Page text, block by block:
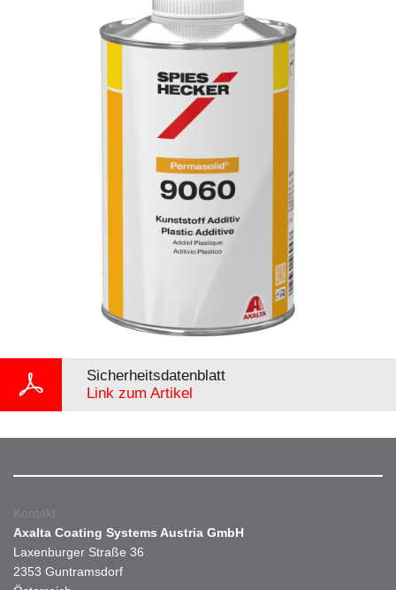
Sicherheitsdatenblatt
Link zum Artikel
Kontakt
Axalta Coating Systems Austria GmbH
Laxenburger Straße 36
2353 Guntramsdorf